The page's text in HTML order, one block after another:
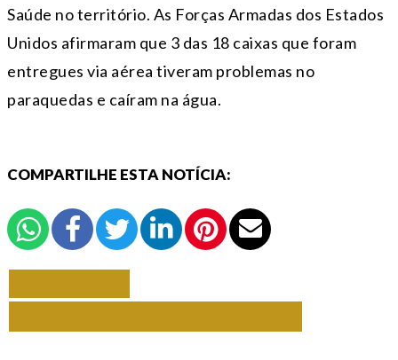
Saúde no território. As Forças Armadas dos Estados
Unidos afirmaram que 3 das 18 caixas que foram
entregues via aérea tiveram problemas no
paraquedas e caíram na água.
COMPARTILHE ESTA NOTÍCIA: